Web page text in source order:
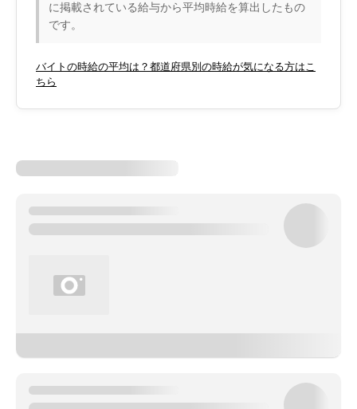
に掲載されている給与から平均時給を算出したもの
です。
バイトの時給の平均は？都道府県別の時給が気になる方はこ
ちら